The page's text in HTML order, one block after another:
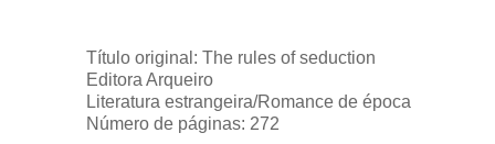
Título original: The rules of seduction
Editora Arqueiro
Literatura estrangeira/Romance de época
Número de páginas: 272